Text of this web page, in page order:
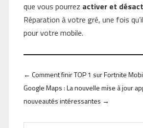
que vous pourrez activer et
Réparation à votre gré, une fois
pour votre mobile.
← Comment finir TOP 1 sur Fortnite
Google Maps : La nouvelle mise à jour
nouveautés intéressantes →